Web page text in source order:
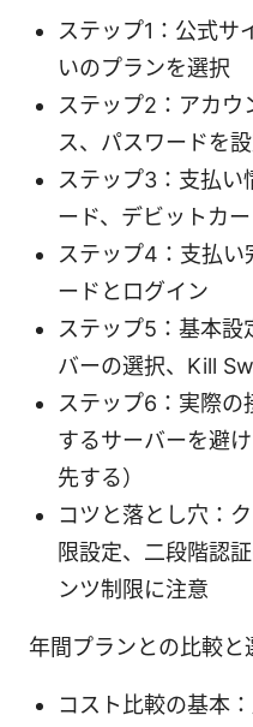
ステップ1：公式サ
いのプランを選択
ステップ2：アカウ
ス、パスワードを設
ステップ3：支払い
ード、デビットカー
ステップ4：支払い
ードとログイン
ステップ5：基本設
バーの選択、Kill
ステップ6：実際の
するサーバーを避
先する）
コツと落とし穴：
限設定、二段階認
ンツ制限に注意
年間プランとの比較と
コスト比較の基本